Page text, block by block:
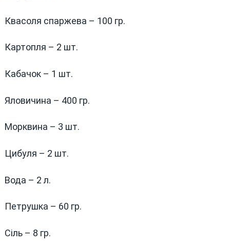
Квасоля спаржева – 100 гр.
Картопля – 2 шт.
Кабачок – 1 шт.
Яловичина – 400 гр.
Морквина – 3 шт.
Цибуля – 2 шт.
Вода – 2 л.
Петрушка – 60 гр.
Сіль – 8 гр.